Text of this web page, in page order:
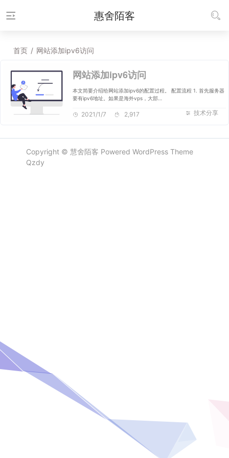
惠舍陌客
首页 / 网站添加ipv6访问
网站添加ipv6访问
本文简要介绍给网站添加ipv6的配置过程。 配置流程 1. 首先服务器
要有ipv6地址。如果是海外vps，大部…
技术分享
2021/1/7 2,917
Copyright © 慧舍陌客 Powered WordPressTheme
Qzdy